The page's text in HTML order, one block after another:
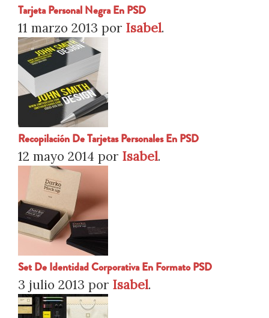
Tarjeta Personal Negra En PSD
11 marzo 2013 por Isabel.
Recopilación De Tarjetas Personales En PSD
12 mayo 2014 por Isabel.
Set De Identidad Corporativa En Formato PSD
3 julio 2013 por Isabel.